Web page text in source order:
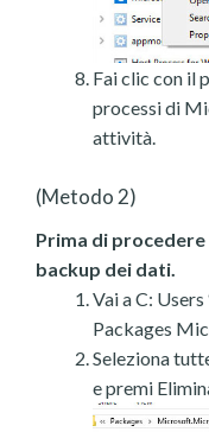
Fai clic con il
processi di
attività.
(Metodo 2)
Prima di
backup dei dati.
Vai a C:
Packages
Seleziona
e premi